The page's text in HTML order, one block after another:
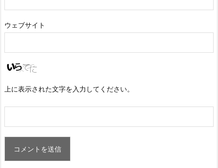
ウェブサイト
上に表示された文字を入力してください。